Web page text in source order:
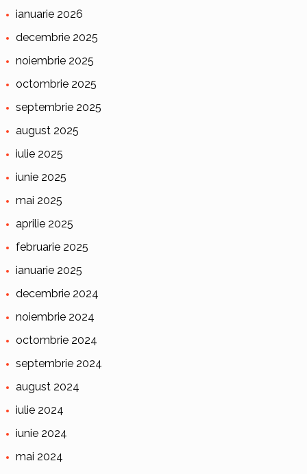
ianuarie 2026
decembrie 2025
noiembrie 2025
octombrie 2025
septembrie 2025
august 2025
iulie 2025
iunie 2025
mai 2025
aprilie 2025
februarie 2025
ianuarie 2025
decembrie 2024
noiembrie 2024
octombrie 2024
septembrie 2024
august 2024
iulie 2024
iunie 2024
mai 2024